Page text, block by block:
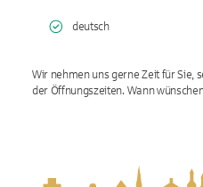
deutsch
Wir nehmen uns gerne Zeit für Sie,
der Öffnungszeiten. Wann